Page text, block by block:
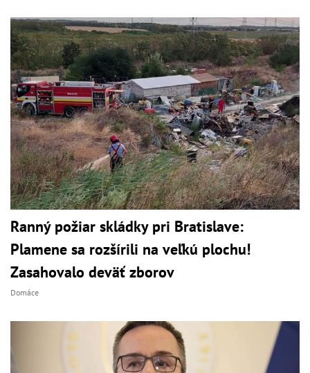
Ranný požiar skládky pri Bratislave:
Plamene sa rozšírili na veľkú plochu!
Zasahovalo deväť zborov
Domáce